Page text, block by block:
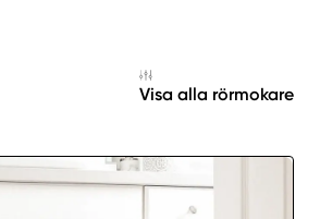
Visa alla rörmokare